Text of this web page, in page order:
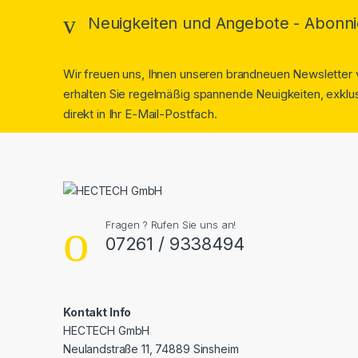
Neuigkeiten und Angebote -
Wir freuen uns, Ihnen unseren brandneuen
erhalten Sie regelmäßig spannende Neuigkeiten,
direkt in Ihr E-Mail-Postfach.
Fragen ? Rufen Sie uns an!
07261 / 9338494
Kontakt Info
HECTECH GmbH
Neulandstraße 11, 74889 Sinsheim